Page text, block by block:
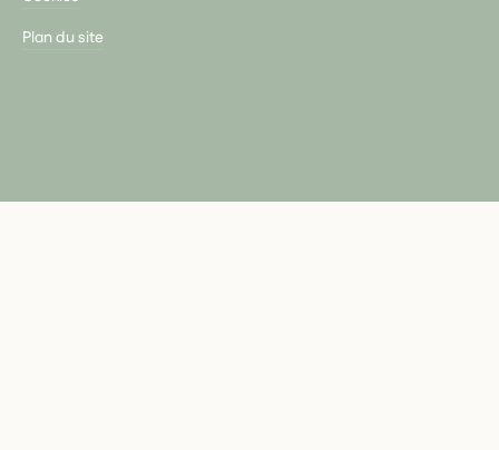
Plan du site